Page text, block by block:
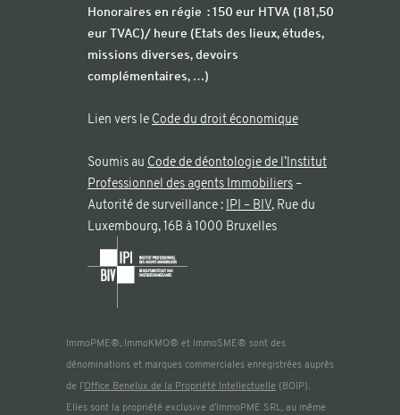
Honoraires en régie : 150 eur HTVA (181,50
eur TVAC)/ heure (Etats des lieux, études,
missions diverses, devoirs
complémentaires, …)
Lien vers le Code du droit économique
Soumis au Code de déontologie de l’lnstitut
Professionnel des agents Immobiliers –
Autorité de surveillance : IPI – BIV, Rue du
Luxembourg, 16B à 1000 Bruxelles
ImmoPME®, ImmoKMO® et ImmoSME® sont des
dénominations et marques commerciales enregistrées auprès
de l’Office Benelux de la Propriété Intellectuelle (BOIP).
Elles sont la propriété exclusive d’ImmoPME SRL, au même